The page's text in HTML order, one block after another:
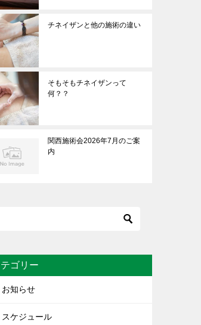
チネイザンと他の施術の違い
そもそもチネイザンって
何？？
関西施術会2026年7月のご案
内
ゴリー
お知らせ
スケジュール